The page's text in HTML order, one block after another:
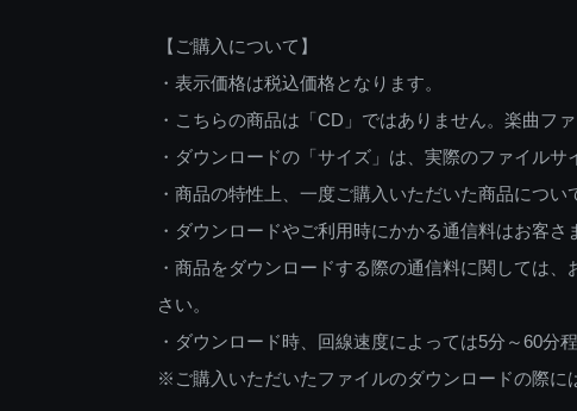
【ご購入について】
・表示価格は税込価格となります。
・こちらの商品は「CD」ではありません。楽曲フ
・ダウンロードの「サイズ」は、実際のファイルサ
・商品の特性上、一度ご購入いただいた商品につ
・ダウンロードやご利用時にかかる通信料はお客さ
・商品をダウンロードする際の通信料に関しては
さい。
・ダウンロード時、回線速度によっては5分～60分
※ご購入いただいたファイルのダウンロードの際に